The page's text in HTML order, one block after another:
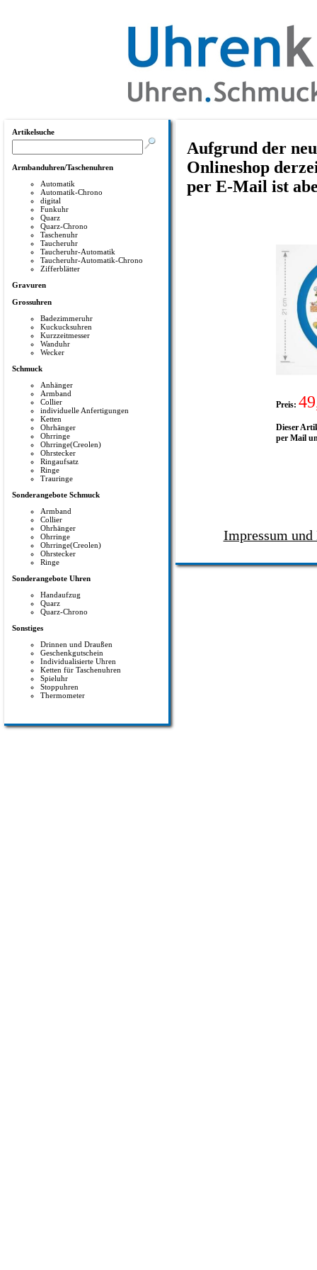
Artikelsuche
Armbanduhren/Taschenuhren
Automatik
Automatik-Chrono
digital
Funkuhr
Quarz
Quarz-Chrono
Taschenuhr
Taucheruhr
Taucheruhr-Automatik
Taucheruhr-Automatik-Chrono
Zifferblätter
Gravuren
Grossuhren
Badezimmeruhr
Kuckucksuhren
Kurzzeitmesser
Wanduhr
Wecker
Schmuck
Anhänger
Armband
Collier
individuelle Anfertigungen
Ketten
Ohrhänger
Ohrringe
Ohrringe(Creolen)
Ohrstecker
Ringaufsatz
Ringe
Trauringe
Sonderangebote Schmuck
Armband
Collier
Ohrhänger
Ohrringe
Ohrringe(Creolen)
Ohrstecker
Ringe
Sonderangebote Uhren
Handaufzug
Quarz
Quarz-Chrono
Sonstiges
Drinnen und Draußen
Geschenkgutschein
Individualisierte Uhren
Ketten für Taschenuhren
Spieluhr
Stoppuhren
Thermometer
Aufgrund der
Onlineshop
per E-Mail ist
Preis:
Dieser
per Mail
Impressum